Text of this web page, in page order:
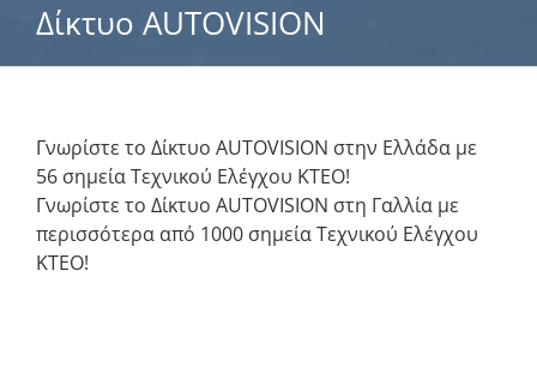
Δίκτυο AUTOVISION
Γνωρίστε το Δίκτυο AUTOVISION στην Ελλάδα με
56 σημεία Τεχνικού Ελέγχου ΚΤΕΟ!
Γνωρίστε το Δίκτυο AUTOVISION στη Γαλλία με
περισσότερα από 1000 σημεία Τεχνικού Ελέγχου
ΚΤΕΟ!